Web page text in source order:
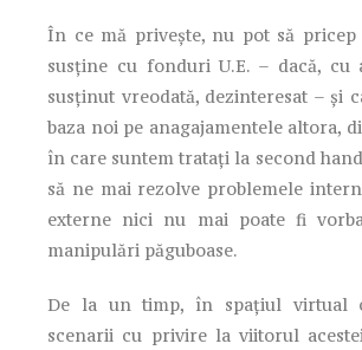
În ce mă privește, nu pot să
susține cu fonduri U.E. – dacă, cu
susținut vreodată, dezinteresat – și
baza noi pe anagajamentele altora,
în care suntem tratați la second
să ne mai rezolve problemele
externe nici nu mai poate fi
manipulări păguboase.
De la un timp, în spațiul virtual
scenarii cu privire la viitorul